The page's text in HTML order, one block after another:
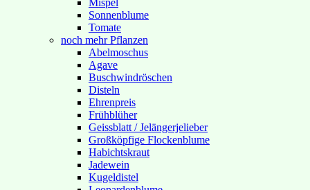
Mispel
Sonnenblume
Tomate
noch mehr Pflanzen
Abelmoschus
Agave
Buschwindröschen
Disteln
Ehrenpreis
Frühblüher
Geissblatt / Jelängerjelieber
Großköpfige Flockenblume
Habichtskraut
Jadewein
Kugeldistel